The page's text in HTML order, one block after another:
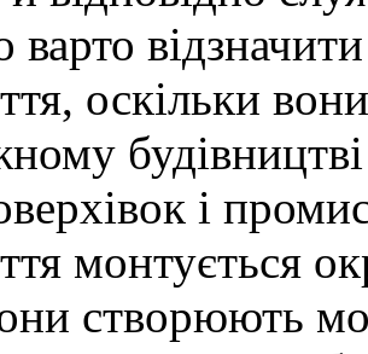
варто
оскільки
будівництві
і
монтується
створюють